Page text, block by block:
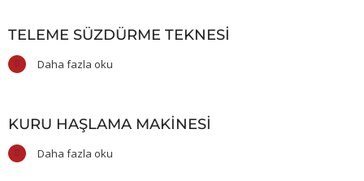
TELEME SÜZDÜRME TEKNESI
Daha fazla oku
KURU HAŞLAMA MAKINESI
Daha fazla oku